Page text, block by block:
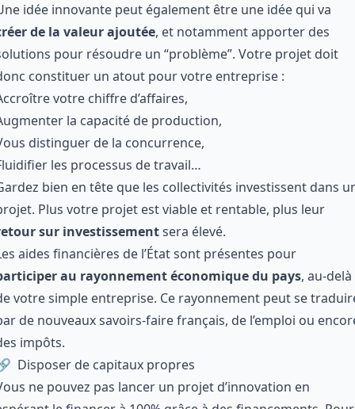
idée innovante peut également être une idée qui va
de la valeur ajoutée, et notamment apporter des
pour résoudre un “problème”. Votre projet doit
constituer un atout pour votre entreprise :
votre chiffre d’affaires,
la capacité de production,
distinguer de la concurrence,
les processus de travail…
bien en tête que les collectivités investissent dans
Plus votre projet est viable et rentable, plus leur
sur investissementsera élevé.
aides financières de l’Étatsont présentes pour
au rayonnement économique du pays, au-delà
votre simple entreprise. Ce rayonnement peut se
de nouveaux savoirs-faire français, de l’emploi ou
impôts.
Disposer de capitaux propres
ne pouvez pas lancer un projet d’innovation en